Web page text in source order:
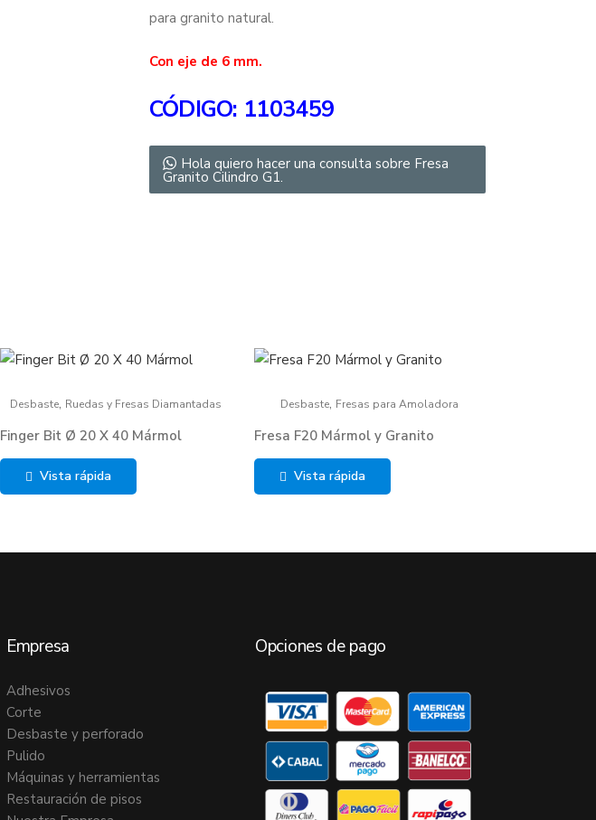
para granito natural.
Con eje de 6 mm.
CÓDIGO: 1103459
Hola quiero hacer una consulta sobre Fresa
Granito Cilindro G1.
Desbaste, Ruedas y Fresas Diamantadas
Finger Bit Ø 20 X 40 Mármol
Vista rápida
Desbaste, Fresas para Amoladora
Fresa F20 Mármol y Granito
Vista rápida
Empresa
Adhesivos
Corte
Desbaste y perforado
Pulido
Máquinas y herramientas
Restauración de pisos
Opciones de pago